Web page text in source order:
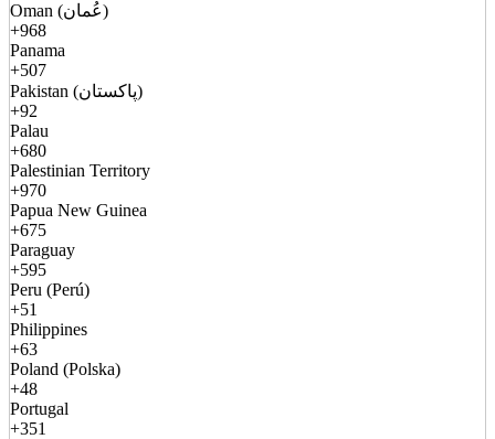
Oman (عُمان)
+968
Panama
+507
Pakistan (پاکستان)
+92
Palau
+680
Palestinian Territory
+970
Papua New Guinea
+675
Paraguay
+595
Peru (Perú)
+51
Philippines
+63
Poland (Polska)
+48
Portugal
+351